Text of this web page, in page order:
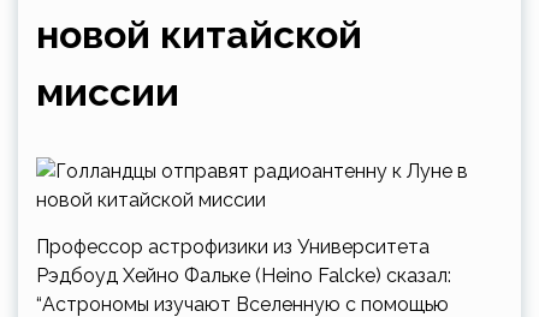
новой китайской
миссии
Профессор астрофизики из Университета
Рэдбоуд Хейно Фальке (Heino Falcke) сказал:
“Астрономы изучают Вселенную с помощью